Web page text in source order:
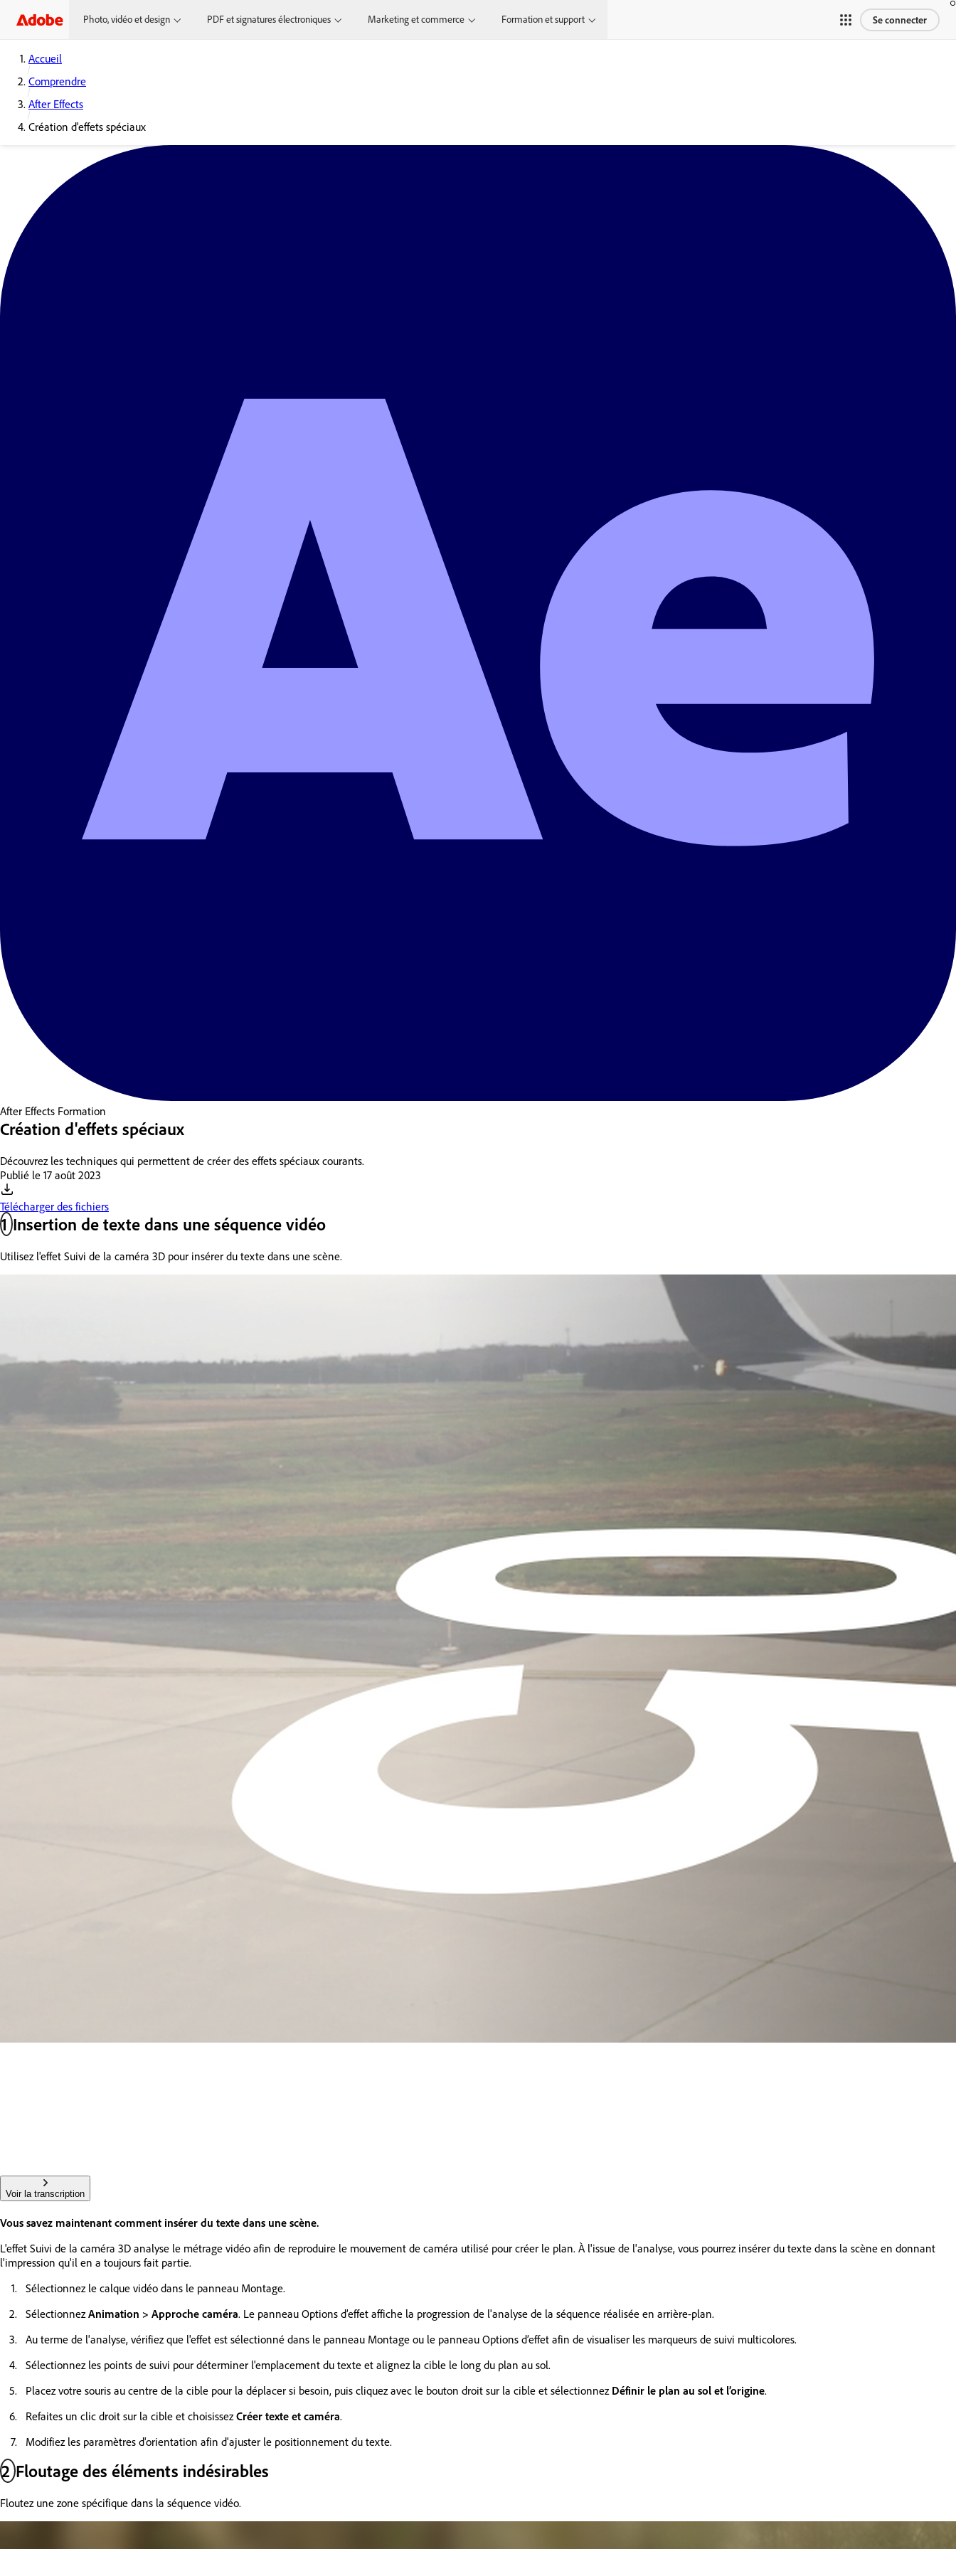
Photo, vidéo et design PDF et signatures électroniques Marketing et commerce Formation et support Se connecter
Accueil
Comprendre
After Effects
Création d'effets spéciaux
After Effects Formation
Création d'effets spéciaux
Découvrez les techniques qui permettent de créer des effets spéciaux courants.
Publié le 17 août 2023
Télécharger des fichiers
1Insertion de texte dans une séquence vidéo
Utilisez l'effet Suivi de la caméra 3D pour insérer du texte dans une scène.
Voir la transcription
Vous savez maintenant comment insérer du texte dans une scène.
L'effet Suivi de la caméra 3D analyse le métrage vidéo afin de reproduire le mouvement de caméra utilisé pour créer le plan. À l'issue de l'analyse, vous pourrez insérer du texte dans la scène en donnant
l'impression qu'il en a toujours fait partie.
Sélectionnez le calque vidéo dans le panneau Montage.
Sélectionnez Animation > Approche caméra. Le panneau Options d’effet affiche la progression de l'analyse de la séquence réalisée en arrière-plan.
Au terme de l'analyse, vérifiez que l'effet est sélectionné dans le panneau Montage ou le panneau Options d’effet afin de visualiser les marqueurs de suivi multicolores.
Sélectionnez les points de suivi pour déterminer l'emplacement du texte et alignez la cible le long du plan au sol.
Placez votre souris au centre de la cible pour la déplacer si besoin, puis cliquez avec le bouton droit sur la cible et sélectionnez Définir le plan au sol et l’origine.
Refaites un clic droit sur la cible et choisissez Créer texte et caméra.
Modifiez les paramètres d'orientation afin d'ajuster le positionnement du texte.
2Floutage des éléments indésirables
Floutez une zone spécifique dans la séquence vidéo.